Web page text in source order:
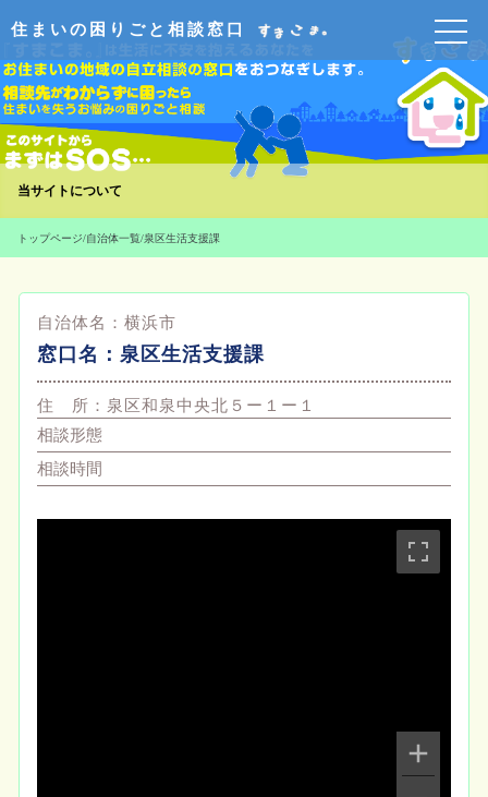
住まいの困りごと相談窓口
当サイトについて
トップページ/自治体一覧/泉区生活支援課
自治体名： 横浜市
窓口名： 泉区生活支援課
住 所： 泉区和泉中央北５ー１ー１
相談形態
相談時間